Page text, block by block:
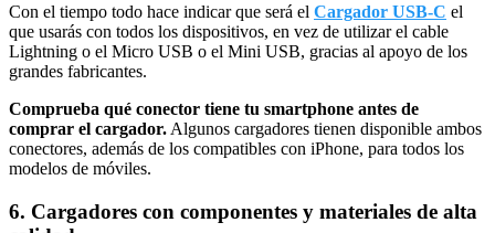
Con el tiempo todo hace indicar que será el Cargador USB-C el
que usarás con todos los dispositivos, en vez de utilizar el cable
Lightning o el Micro USB o el Mini USB, gracias al apoyo de los
grandes fabricantes.
Comprueba qué conector tiene tu smartphone antes de
comprar el cargador. Algunos cargadores tienen disponible ambos
conectores, además de los compatibles con iPhone, para todos los
modelos de móviles.
6. Cargadores con componentes y materiales de alta